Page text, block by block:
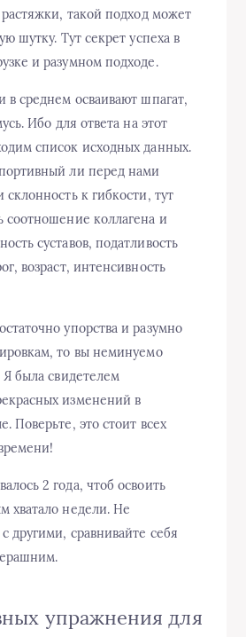
растяжки, такой подход может
шутку. Тут секрет успеха в
и разумном подходе.
в среднем осваивают шпагат,
Ибо для ответа на этот
список исходных данных.
ли перед нами
к гибкости, тут
соотношение коллагена и
суставов, податливость
возраст, интенсивность
упорства и разумно
то вы неминуемо
Я была свидетелем
изменений в
Поверьте, это стоит всех
2 года, чтоб освоить
хватало недели. Не
другими, сравнивайте себя
упражнения для